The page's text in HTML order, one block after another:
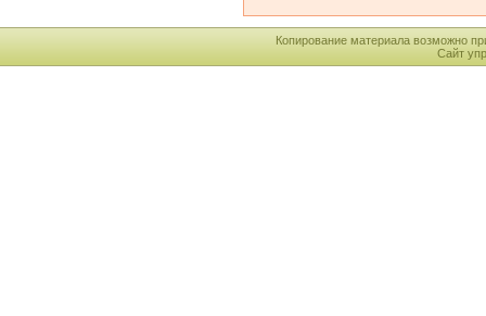
Копирование материала возможно
Сайт